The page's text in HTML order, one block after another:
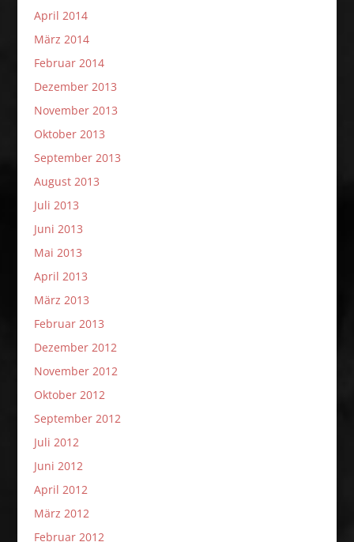
April 2014
März 2014
Februar 2014
Dezember 2013
November 2013
Oktober 2013
September 2013
August 2013
Juli 2013
Juni 2013
Mai 2013
April 2013
März 2013
Februar 2013
Dezember 2012
November 2012
Oktober 2012
September 2012
Juli 2012
Juni 2012
April 2012
März 2012
Februar 2012